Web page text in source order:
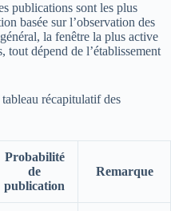
publications sont les plus
basée sur l’observation des
la fenêtre la plus active
tout dépend de l’établissement
récapitulatif des
Probabilité
de
publication
Remarque